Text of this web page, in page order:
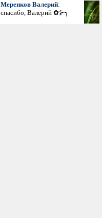
Меренков Валерий:
спасибо, Валерий ✿⊱╮